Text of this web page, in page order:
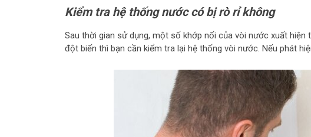
Kiểm tra hệ thống nước có bị rò rỉ không
Sau thời gian sử dụng, một số khớp nối của vòi nước xuất
đột biến thì bạn cần kiểm tra lại hệ thống vòi nước. Nếu phát